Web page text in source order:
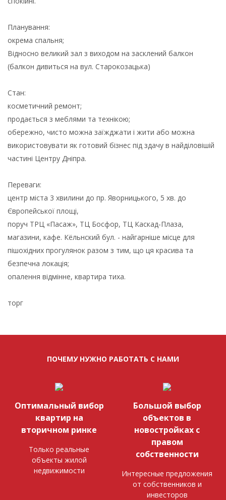
Планування:
окрема спальня;
Відносно великий зал з виходом на засклений балкон
(балкон дивиться на вул. Старокозацька)
Стан:
косметичний ремонт;
продається з меблями та технікою;
обережно, чисто можна заїжджати і жити або можна
використовувати як готовий бізнес під здачу в найділовішій
частині Центру Дніпра.
Переваги:
центр міста 3 хвилини до пр. Яворницького, 5 хв. до
Європейської площі,
поруч ТРЦ «Пасаж», ТЦ Босфор, ТЦ Каскад-Плаза,
магазини, кафе. Кёльнский бул. - найгарніше місце для
пішохідних прогулянок разом з тим, що ця красива та
безпечна локація;
опалення відмінне, квартира тиха.
торг
ПОЧЕМУ НУЖНО РАБОТАТЬ С НАМИ
Оптимальный вибор
квартир на
вторичном ринке
Только реальные
объекты жилой
недвижимости
Большой выбор
объектов в
новостройках с
правом
собственности
Интересные предложения
от собственников и
инвесторов